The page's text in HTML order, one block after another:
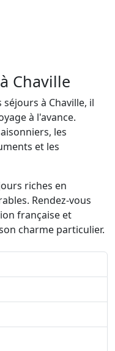
Chaville
à Chaville, il
à l'avance.
les
et les
riches en
Rendez-vous
française et
charme particulier.